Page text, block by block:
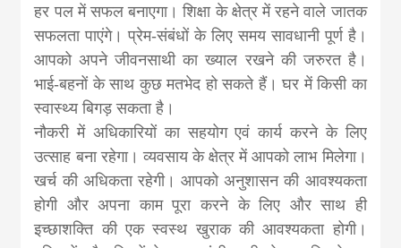
हर पल में सफल बनाएगा। शिक्षा के क्षेत्र में रहने वाले जातक
सफलता पाएंगे। प्रेम-संबंधों के लिए समय सावधानी पूर्ण है।
आपको अपने जीवनसाथी का ख्याल रखने की जरुरत है।
भाई-बहनों के साथ कुछ मतभेद हो सकते हैं। घर में किसी का
स्वास्थ्य बिगड़ सकता है।
नौकरी में अधिकारियों का सहयोग एवं कार्य करने के लिए
उत्साह बना रहेगा। व्यवसाय के क्षेत्र में आपको लाभ मिलेगा।
खर्च की अधिकता रहेगी। आपको अनुशासन की आवश्यकता
होगी और अपना काम पूरा करने के लिए और साथ ही
इच्छाशक्ति की एक स्वस्थ खुराक की आवश्यकता होगी।